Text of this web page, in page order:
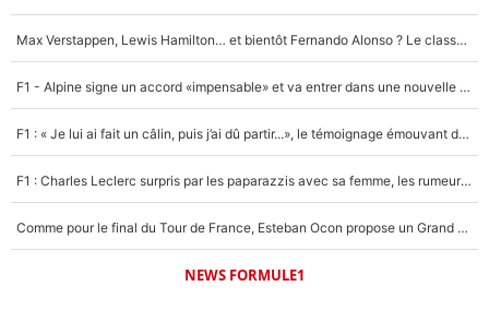
4%
Un autre joueur
5%
Max Verstappen, Lewis Hamilton… et bientôt Fernando Alonso ? Le classement des pilotes les mieux payés en Formule 1 risque de changer !
F1 - Alpine signe un accord «impensable» et va entrer dans une nouvelle dimension : Grande nouvelle pour Pierre Gasly !
F1 : « Je lui ai fait un câlin, puis j’ai dû partir...», le témoignage émouvant de Max Verstappen sur sa fille
F1 : Charles Leclerc surpris par les paparazzis avec sa femme, les rumeurs étaient vraies !
Comme pour le final du Tour de France, Esteban Ocon propose un Grand Prix de Formule 1 à Paris : «Autour de l’Arc de Triomphe, ce serait génial» !
NEWS FORMULE1